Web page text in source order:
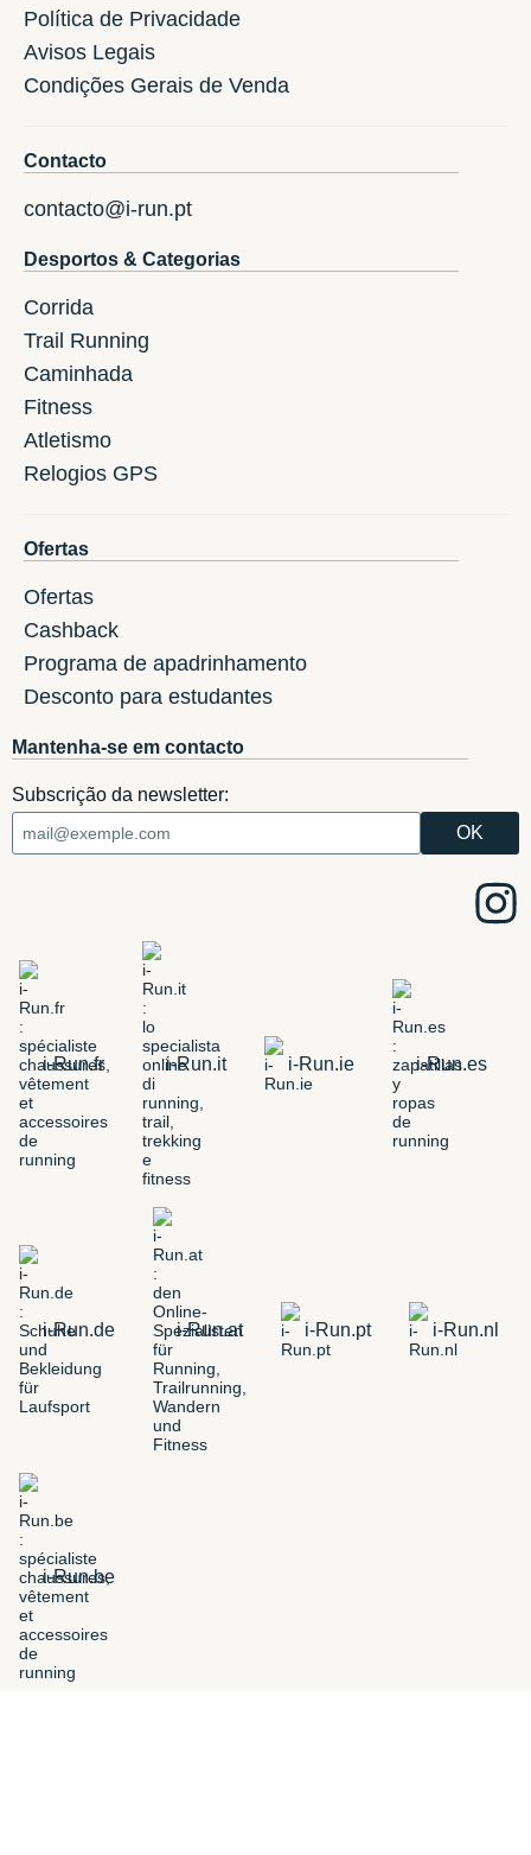
Política de Privacidade
Avisos Legais
Condições Gerais de Venda
Contacto
contacto@i-run.pt
Desportos & Categorias
Corrida
Trail Running
Caminhada
Fitness
Atletismo
Relogios GPS
Ofertas
Ofertas
Cashback
Programa de apadrinhamento
Desconto para estudantes
Mantenha-se em contacto
Subscrição da newsletter:
i-Run.fr i-Run.it i-Run.ie i-Run.es
i-Run.de i-Run.at i-Run.pt i-Run.nl
i-Run.be